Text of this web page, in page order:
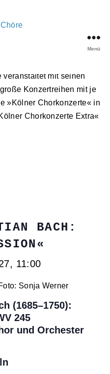
Menü
veranstaltet mit seinen
Konzertreihen mit je
»Kölner Chorkonzerte« in
Chorkonzerte Extra«
BACH:
11:00
(1685–1750):
245
und Orchester